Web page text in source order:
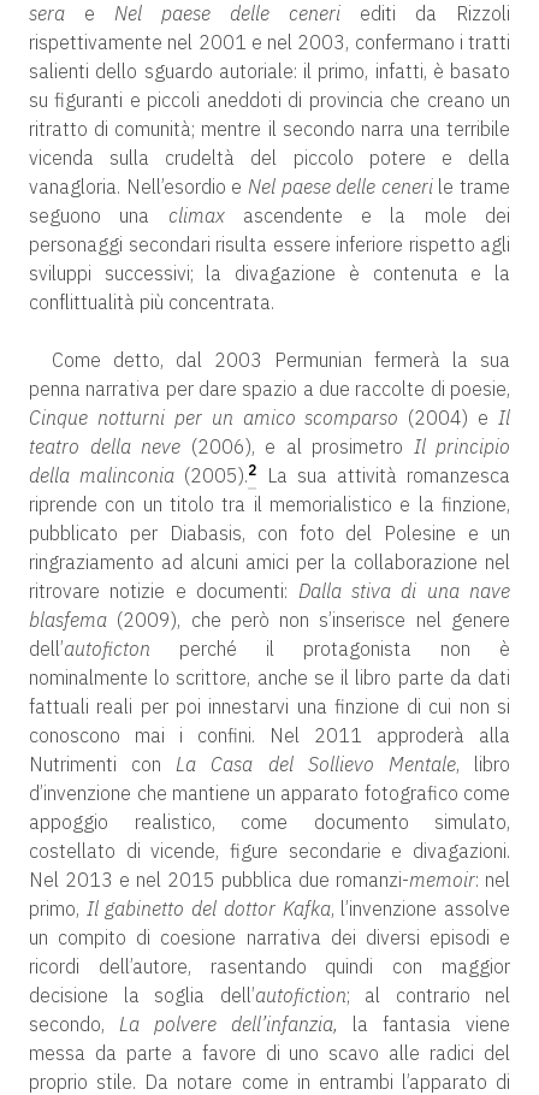
sera e Nel paese delle ceneri editi da Rizzoli
rispettivamente nel 2001 e nel 2003, confermano i tratti
salienti dello sguardo autoriale: il primo, infatti, è basato
su figuranti e piccoli aneddoti di provincia che creano un
ritratto di comunità; mentre il secondo narra una terribile
vicenda sulla crudeltà del piccolo potere e della
vanagloria. Nell’esordio e Nel paese delle cenerile trame
seguono una climaxascendente e la mole dei
personaggi secondari risulta essere inferiore rispetto agli
sviluppi successivi; la divagazione è contenuta e la
conflittualità più concentrata.
Come detto, dal 2003 Permunian fermerà la sua
penna narrativa per dare spazio a due raccolte di poesie,
Cinque notturni per un amico scomparso (2004) e Il
teatro della neve (2006), e al prosimetro Il principio
della malinconia (2005).2
La sua attività romanzesca
riprende con un titolo tra il memorialistico e la finzione,
pubblicato per Diabasis, con foto del Polesine e un
ringraziamento ad alcuni amici per la collaborazione nel
ritrovare notizie e documenti: Dalla stiva di una nave
blasfema (2009), che però non s’inserisce nel genere
dell’autoficton perché il protagonista non è
nominalmente lo scrittore, anche se il libro parte da dati
fattuali reali per poi innestarvi una finzione di cui non si
conoscono mai i confini. Nel 2011 approderà alla
Nutrimenti conLa Casa del Sollievo Mentale, libro
d’invenzione che mantiene un apparato fotografico come
appoggio realistico, come documento simulato,
costellato di vicende, figure secondarie e divagazioni.
Nel 2013 e nel 2015 pubblica due romanzi-memoir: nel
primo, Il gabinetto del dottor Kafka, l’invenzione assolve
un compito di coesione narrativa dei diversi episodi e
ricordi dell’autore, rasentando quindi con maggior
decisione la soglia dell’autofiction; al contrario nel
secondo, La polvere dell’infanzia, la fantasia viene
messa da parte a favore di uno scavo alle radici del
proprio stile. Da notare come in entrambi l’apparato di